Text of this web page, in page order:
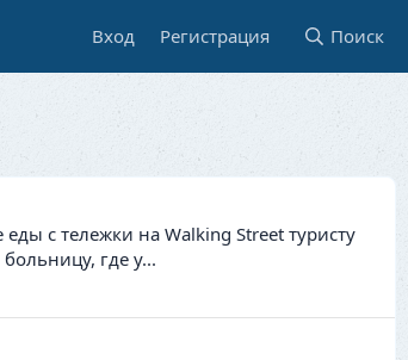
Вход Регистрация Поиск
с тележки на Walking Street туристу
где у...